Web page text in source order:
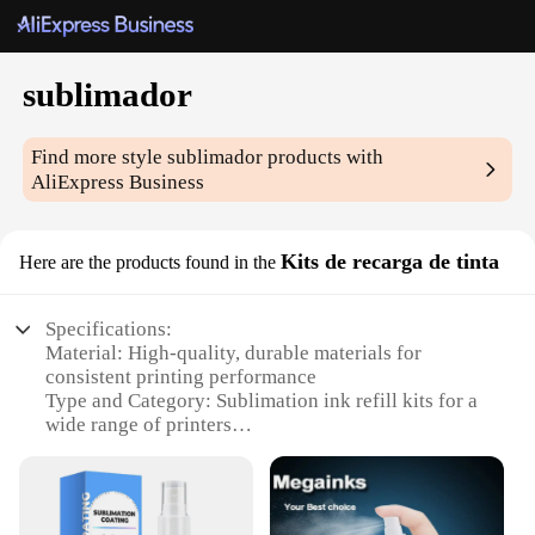
sublimador
Find more stylesublimador products with
AliExpress Business
Here are the products found in the Kits de recarga de tinta
Specifications:
Material: High-quality, durable materials for
consistent printing performance
Type and Category: Sublimation ink refill kits for a
wide range of printers
easy handling and installation
Usage and Purpose: Ideal for printing on various
materials, including mugs, t-shirts, and phone cases